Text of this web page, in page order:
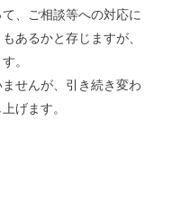
、ご相談等への対応に
あるかと存じますが、
。
せんが、引き続き変わ
げます。